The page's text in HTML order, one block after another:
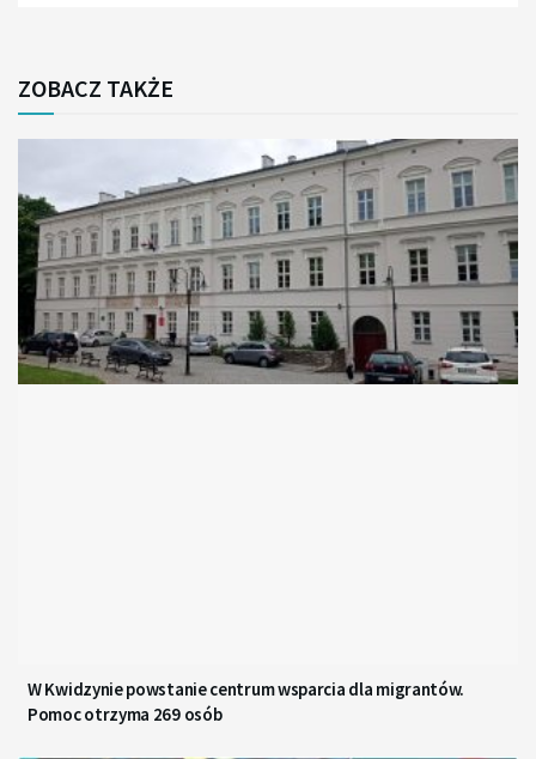
ZOBACZ TAKŻE
W Kwidzynie powstanie centrum wsparcia dla migrantów.
Pomoc otrzyma 269 osób